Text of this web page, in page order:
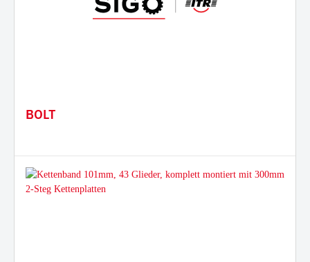
BOLT